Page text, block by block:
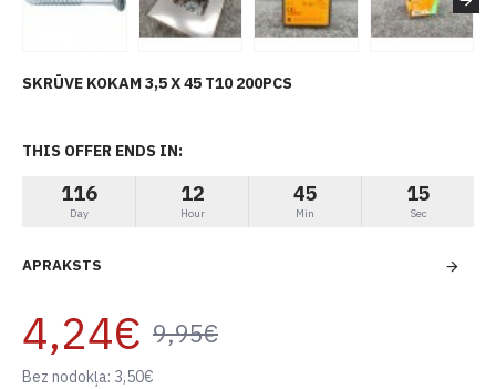
SKRŪVE KOKAM 3,5 X 45 T10 200PCS
APRAKSTS
THIS OFFER ENDS IN:
116
Day
12
Hour
45
Min
15
Sec
4,24€ 9,95€
Bez nodokļa: 3,50€